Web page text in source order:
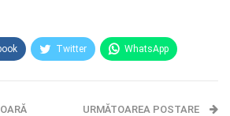
Twitter WhatsApp
URMĂTOAREA POSTARE